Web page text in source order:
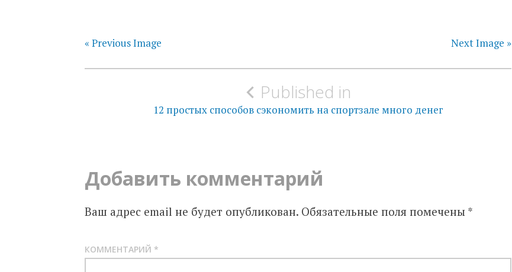
« Previous Image Next Image »
Навигация
записям
Published in
12 простых способов сэкономить на спортзале много денег
Добавить комментарий
Ваш адрес email не будет опубликован. Обязательные поля помечены *
КОММЕНТАРИЙ *